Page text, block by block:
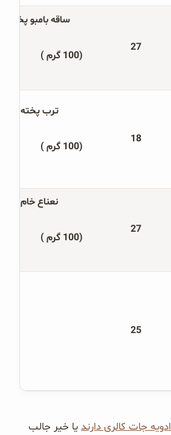
27
ساقه بامبو پخته
(100 گرم )
18
ترب پخته
(100 گرم )
27
نعناع خام
(100 گرم )
25
ادویه جات کالری دارند یا خیر جالب